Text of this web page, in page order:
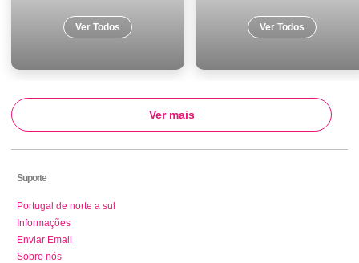
Ver Todos Ver Todos
Ver mais
Suporte
Portugal de norte a sul
Informações
Enviar Email
Sobre nós